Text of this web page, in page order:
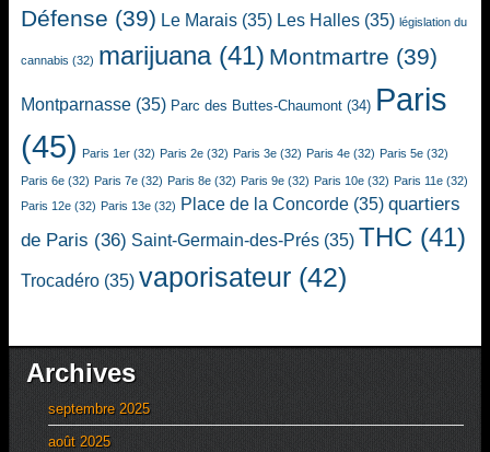
Défense (39) Le Marais (35) Les Halles (35) législation du
cannabis (32) marijuana(41) Montmartre (39)
Montparnasse (35) Parc des Buttes-Chaumont (34) Paris
(45) Paris 1er (32) Paris 2e (32) Paris 3e (32) Paris 4e (32) Paris 5e (32)
Paris 6e (32) Paris 7e (32) Paris 8e (32) Paris 9e (32) Paris 10e (32) Paris 11e (32)
Paris 12e (32) Paris 13e (32) Place de la Concorde (35) quartiers
de Paris (36) Saint-Germain-des-Prés (35) THC (41)
Trocadéro (35) vaporisateur (42)
Archives
septembre 2025
août 2025